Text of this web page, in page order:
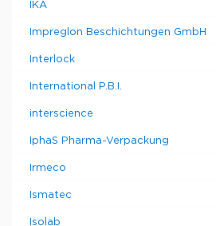
IKA
Impreglon Beschichtungen GmbH
Interlock
International P.B.I.
interscience
IphaS Pharma-Verpackung
Irmeco
Ismatec
Isolab